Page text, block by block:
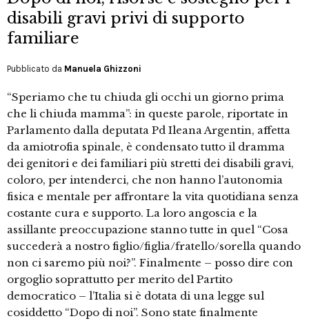
disabili gravi privi di supporto
familiare
Pubblicato da Manuela Ghizzoni
“Speriamo che tu chiuda gli occhi un giorno prima
che li chiuda mamma”: in queste parole, riportate in
Parlamento dalla deputata Pd Ileana Argentin, affetta
da amiotrofia spinale, è condensato tutto il dramma
dei genitori e dei familiari più stretti dei disabili gravi,
coloro, per intenderci, che non hanno l’autonomia
fisica e mentale per affrontare la vita quotidiana senza
costante cura e supporto. La loro angoscia e la
assillante preoccupazione stanno tutte in quel “Cosa
succederà a nostro figlio/figlia/fratello/sorella quando
non ci saremo più noi?”. Finalmente – posso dire con
orgoglio soprattutto per merito del Partito
democratico – l’Italia si è dotata di una legge sul
cosiddetto “Dopo di noi”. Sono state finalmente